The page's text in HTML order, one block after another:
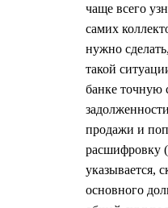
чаще всего
самих
нужно
такой
банке точную
продажи и
расшифровку
указывается,
основного